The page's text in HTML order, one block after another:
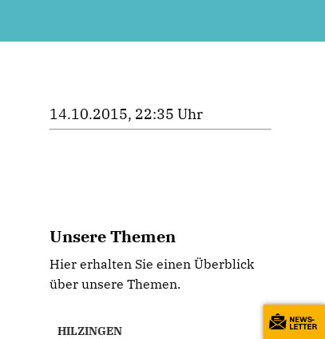
14.10.2015, 22:35 Uhr
Unsere Themen
Hier erhalten Sie einen Überblick
über unsere Themen.
HILZINGEN